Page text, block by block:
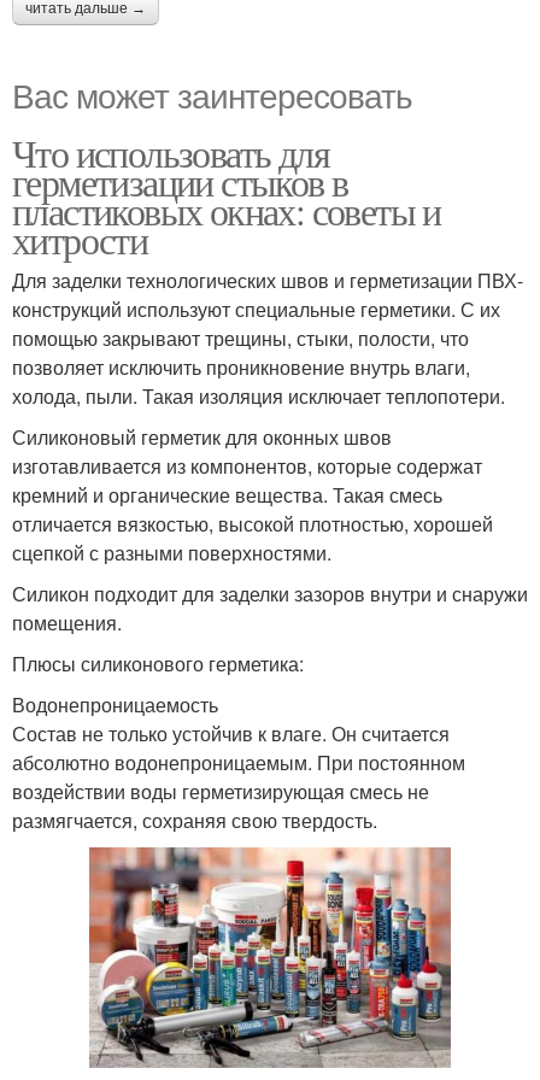
читать дальше →
Вас может заинтересовать
Что использовать для
герметизации стыков в
пластиковых окнах: советы и
хитрости
Для заделки технологических швов и герметизации ПВХ-
конструкций используют специальные герметики. С их
помощью закрывают трещины, стыки, полости, что
позволяет исключить проникновение внутрь влаги,
холода, пыли. Такая изоляция исключает теплопотери.
Силиконовый герметик для оконных швов
изготавливается из компонентов, которые содержат
кремний и органические вещества. Такая смесь
отличается вязкостью, высокой плотностью, хорошей
сцепкой с разными поверхностями.
Силикон подходит для заделки зазоров внутри и снаружи
помещения.
Плюсы силиконового герметика:
Водонепроницаемость
Состав не только устойчив к влаге. Он считается
абсолютно водонепроницаемым. При постоянном
воздействии воды герметизирующая смесь не
размягчается, сохраняя свою твердость.